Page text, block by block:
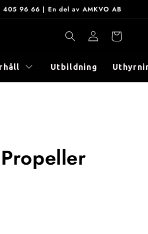
96 66 | En del av AMKVO AB
Utbildning
Logga
Varukorg